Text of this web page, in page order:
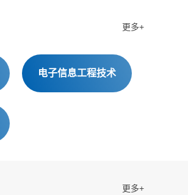
更多+
电子信息工程技术
更多+